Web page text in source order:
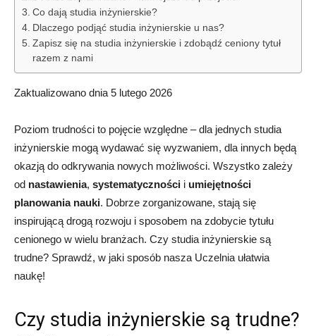
Co dają studia inżynierskie?
Dlaczego podjąć studia inżynierskie u nas?
Zapisz się na studia inżynierskie i zdobądź ceniony tytuł
razem z nami
Zaktualizowano dnia 5 lutego 2026
Poziom trudności to pojęcie względne – dla jednych studia
inżynierskie mogą wydawać się wyzwaniem, dla innych będą
okazją do odkrywania nowych możliwości. Wszystko zależy
od nastawienia, systematyczności i umiejętności
planowania nauki. Dobrze zorganizowane, stają się
inspirującą drogą rozwoju i sposobem na zdobycie tytułu
cenionego w wielu branżach. Czy studia inżynierskie są
trudne? Sprawdź, w jaki sposób nasza Uczelnia ułatwia
naukę!
Czy studia inżynierskie są trudne?